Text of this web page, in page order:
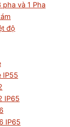
và 1 Pha
độ
IP55
IP65
IP65